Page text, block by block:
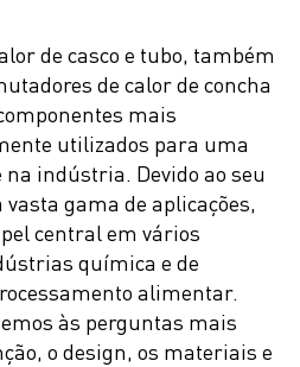
de casco e tubo, também
de calor de concha
mais
utilizados para uma
indústria. Devido ao seu
gama de aplicações,
central em vários
química e de
alimentar.
às perguntas mais
o design, os materiais e